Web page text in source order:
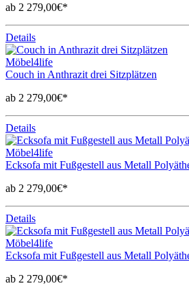
ab 2 279,00€*
Details
Möbel4life
Couch in Anthrazit drei Sitzplätzen
ab 2 279,00€*
Details
Möbel4life
Ecksofa mit Fußgestell aus Metall
ab 2 279,00€*
Details
Möbel4life
Ecksofa mit Fußgestell aus Metall
ab 2 279,00€*